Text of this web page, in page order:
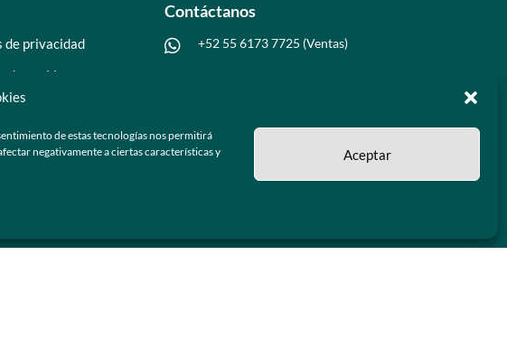
de estas tecnologías nos permitirá
negativamente a ciertas características y
Aceptar
de privacidad
de cookies
Contáctanos
 +52 55 6173 7725 (Ventas)